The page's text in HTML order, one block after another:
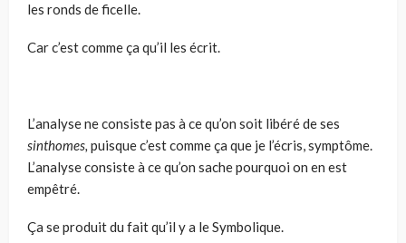
les ronds de ficelle.
Car c’est comme ça qu’il les écrit.
L’analyse ne consiste pas à ce qu’on soit libéré de ses
sinthomes, puisque c’est comme ça que je l’écris, symptôme.
L’analyse consiste à ce qu’on sache pourquoi on en est
empêtré.
Ça se produit du fait qu’il y a le Symbolique.